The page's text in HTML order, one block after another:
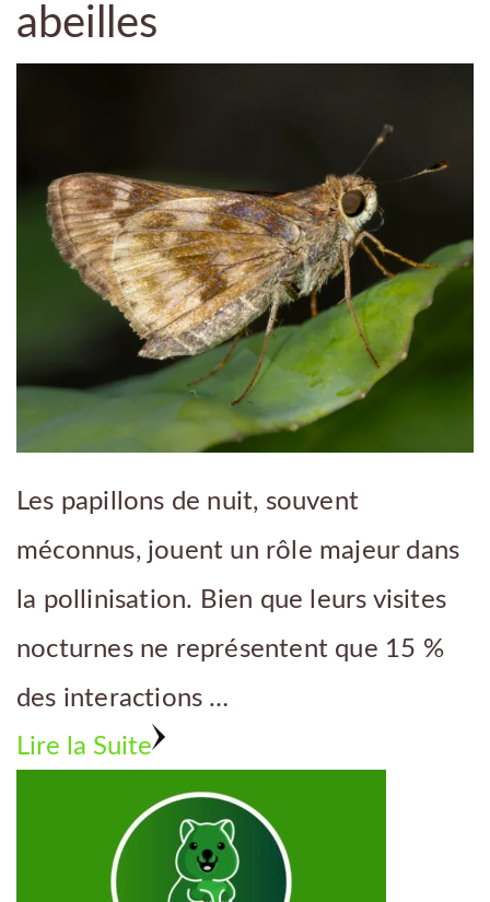
abeilles
Les papillons de nuit, souvent
méconnus, jouent un rôle majeur dans
la pollinisation. Bien que leurs visites
nocturnes ne représentent que 15 %
des interactions …
Lire la Suite